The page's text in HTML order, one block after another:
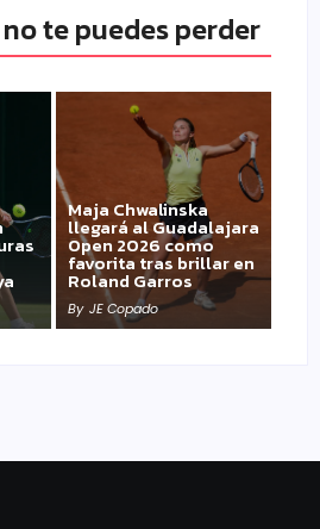
te puedes perder
Maja Chwalinska
llegará al Guadalajara
Open 2026 como
favorita tras brillar en
Roland Garros
By JE Copado